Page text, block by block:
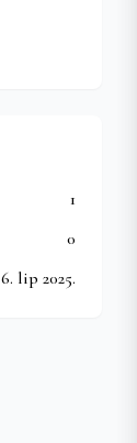
1
0
6. lip 2025.